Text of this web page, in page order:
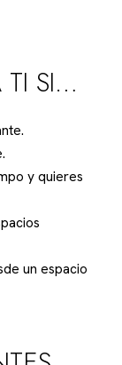
TI SI…
y quieres
un espacio